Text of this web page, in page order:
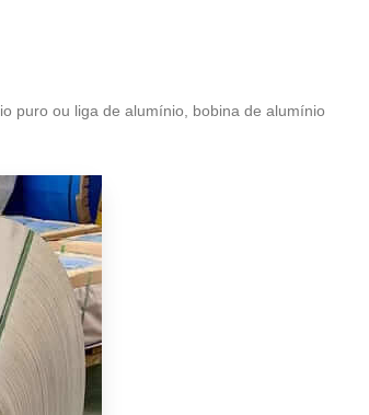
puro ou liga de alumínio, bobina de alumínio